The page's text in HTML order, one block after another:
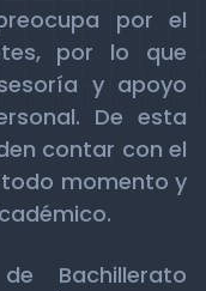
por el
por lo que
y apoyo
De esta
contar con el
momento y
Bachillerato